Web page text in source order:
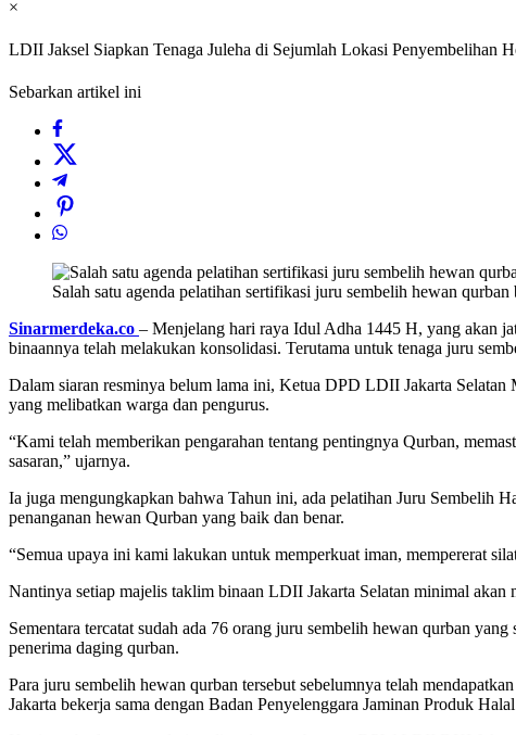
×
LDII Jaksel Siapkan Tenaga Juleha di Sejumlah Lokasi Penyembelihan
Sebarkan artikel ini
Salah satu agenda pelatihan sertifikasi juru sembelih hewan
Sinarmerdeka.co – Menjelang hari raya Idul Adha 1445 H, yang akan
binaannya telah melakukan konsolidasi. Terutama untuk tenaga juru
Dalam siaran resminya belum lama ini, Ketua DPD LDII Jakarta
yang melibatkan warga dan pengurus.
“Kami telah memberikan pengarahan tentang pentingnya Qurban,
sasaran,” ujarnya.
Ia juga mengungkapkan bahwa Tahun ini, ada pelatihan Juru Sembelih
penanganan hewan Qurban yang baik dan benar.
“Semua upaya ini kami lakukan untuk memperkuat iman, mempererat
Nantinya setiap majelis taklim binaan LDII Jakarta Selatan minimal akan
Sementara tercatat sudah ada 76 orang juru sembelih hewan qurban
penerima daging qurban.
Para juru sembelih hewan qurban tersebut sebelumnya telah
Jakarta bekerja sama dengan Badan Penyelenggara Jaminan Produk